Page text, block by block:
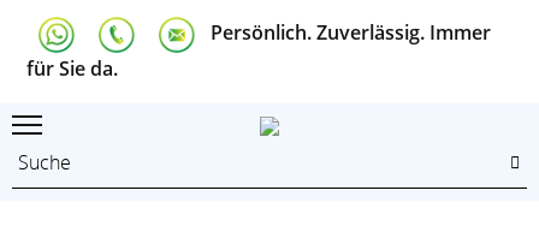
Persönlich. Zuverlässig. Immer
für Sie da.